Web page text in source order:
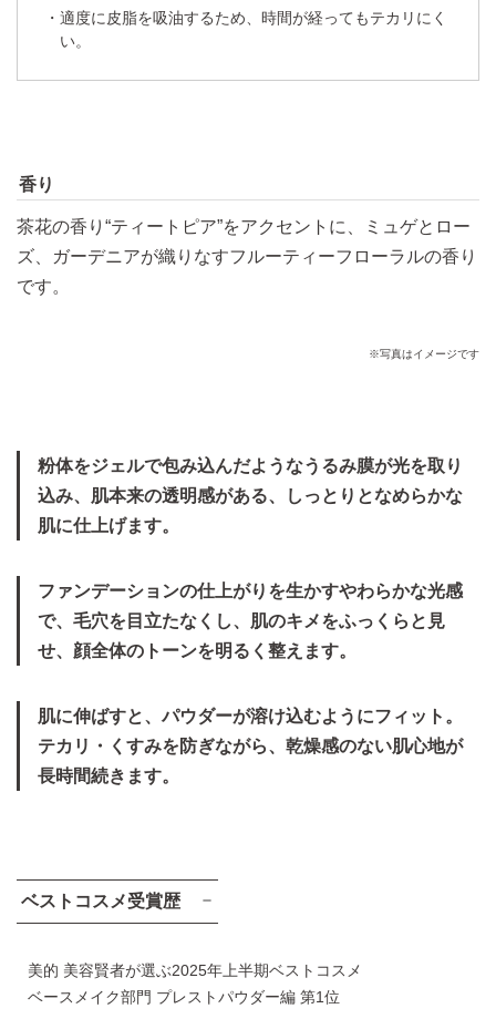
※皮膚モデル（人工皮革）に塗布
着。ムラづきのため、毛穴
が目立つ。
着。気になる毛穴がぼかさ
れ、目立ちにくい。
適度に皮脂を吸油するため、時間が経ってもテカリにく
い。
香り
茶花の香り“ティートピア”をアクセントに、ミュゲとロー
ズ、ガーデニアが織りなすフルーティーフローラルの香り
です。
※写真はイメージです
粉体をジェルで包み込んだようなうるみ膜が光を取り
込み、肌本来の透明感がある、しっとりとなめらかな
肌に仕上げます。
ファンデーションの仕上がりを生かすやわらかな光感
で、毛穴を目立たなくし、肌のキメをふっくらと見
せ、顔全体のトーンを明るく整えます。
肌に伸ばすと、パウダーが溶け込むようにフィット。
テカリ・くすみを防ぎながら、乾燥感のない肌心地が
長時間続きます。
ベストコスメ受賞歴
美的 美容賢者が選ぶ2025年上半期ベストコスメ
ベースメイク部門 プレストパウダー編 第1位